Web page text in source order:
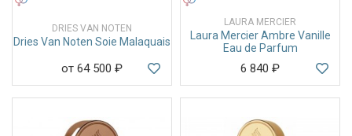
DRIES VAN NOTEN
Dries Van Noten Soie Malaquais
от 64 500 ₽
LAURA MERCIER
Laura Mercier Ambre Vanille
Eau de Parfum
6 840 ₽